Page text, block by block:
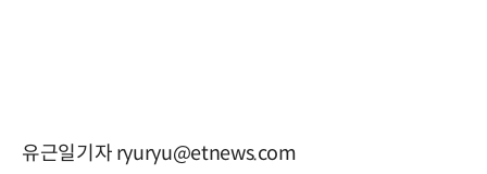
유근일기자 ryuryu@etnews.com